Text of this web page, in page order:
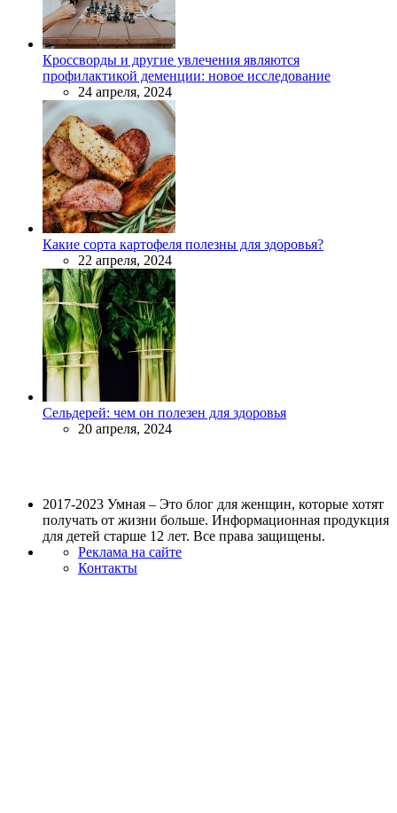
Кроссворды и другие увлечения являются
профилактикой деменции: новое исследование
24 апреля, 2024
Какие сорта картофеля полезны для здоровья?
22 апреля, 2024
Сельдерей: чем он полезен для здоровья
20 апреля, 2024
2017-2023 Умная – Это блог для женщин, которые хотят
получать от жизни больше. Информационная продукция
для детей старше 12 лет. Все права защищены.
Реклама на сайте
Контакты